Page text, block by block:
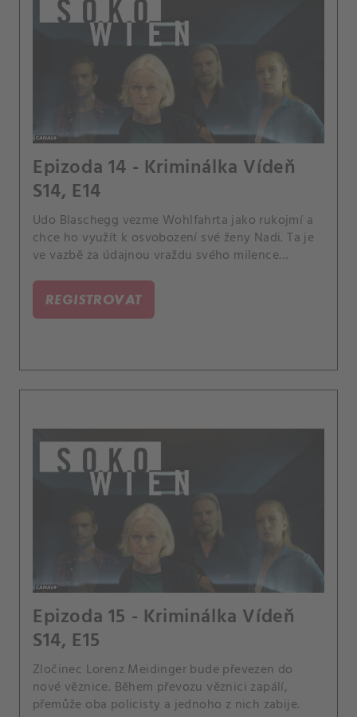
Epizoda 14 - Kriminálka Vídeň
S14, E14
Udo Blaschegg vezme Wohlfahrta jako rukojmí a
chce ho využít k osvobození své ženy Nadi. Ta je
ve vazbě za údajnou vraždu svého milence
REGISTROVAT
Epizoda 15 - Kriminálka Vídeň
S14, E15
Zločinec Lorenz Meidinger bude převezen do
nové věznice. Během převozu věznici zapálí,
přemůže oba policisty a jednoho z nich zabije.